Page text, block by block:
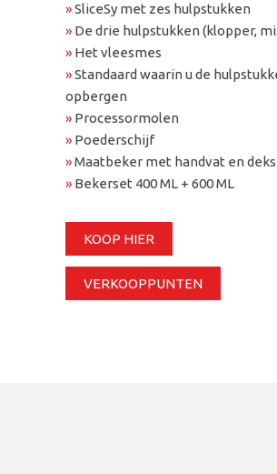
»SliceSy met zes hulpstukken
» De drie hulpstukken (klopper,
» Het vleesmes
»Standaard waarin u de
opbergen
» Processormolen
» Poederschijf
»Maatbeker met handvat en
» Bekerset 400 ML + 600 ML
KOOP HIER
VERKOOPPUNTEN